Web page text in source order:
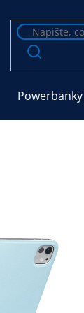
Powerbanky